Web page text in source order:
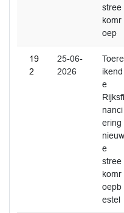
stree
komr
oep
19
2
25-06-
2026
Toere
ikend
e
Rijksﬁ
nanci
ering
nieuw
e
stree
komr
oepb
estel